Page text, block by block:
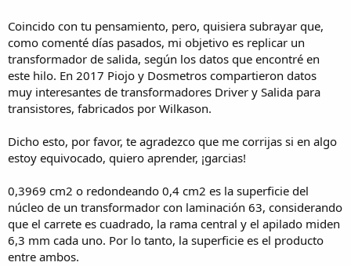
Coincido con tu pensamiento, pero, quisiera subrayar que,
como comenté días pasados, mi objetivo es replicar un
transformador de salida, según los datos que encontré en
este hilo. En 2017 Piojo y Dosmetros compartieron datos
muy interesantes de transformadores Driver y Salida para
transistores, fabricados por Wilkason.
Dicho esto, por favor, te agradezco que me corrijas si en algo
estoy equivocado, quiero aprender, ¡garcias!
0,3969 cm2 o redondeando 0,4 cm2 es la superficie del
núcleo de un transformador con laminación 63, considerando
que el carrete es cuadrado, la rama central y el apilado miden
6,3 mm cada uno. Por lo tanto, la superficie es el producto
entre ambos.